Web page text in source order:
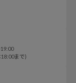
まで)